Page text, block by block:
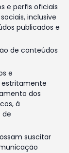
e perfis oficiais
inclusive
publicados e
de conteúdos
e
estritamente
dos
à
de
suscitar